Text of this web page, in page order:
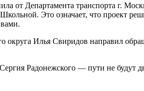
от Департамента транспорта г.
Это означает, что проект
округа Илья Свиридов направил
Радонежского — пути не будут